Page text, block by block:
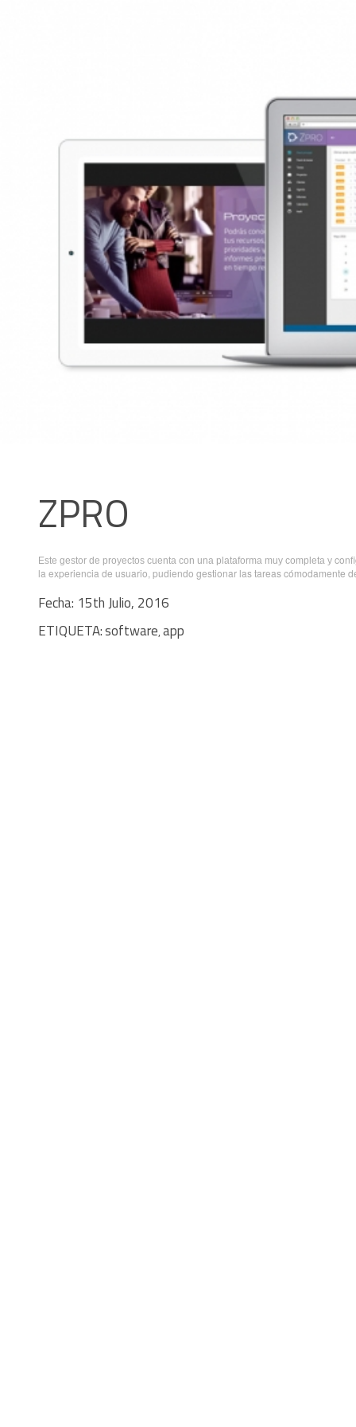
ZPRO
Este gestor de proyectos cuenta con una plataforma muy completa y
la experiencia de usuario, pudiendo gestionar las tareas cómodamente
Fecha: 15th Julio, 2016
ETIQUETA:software,app